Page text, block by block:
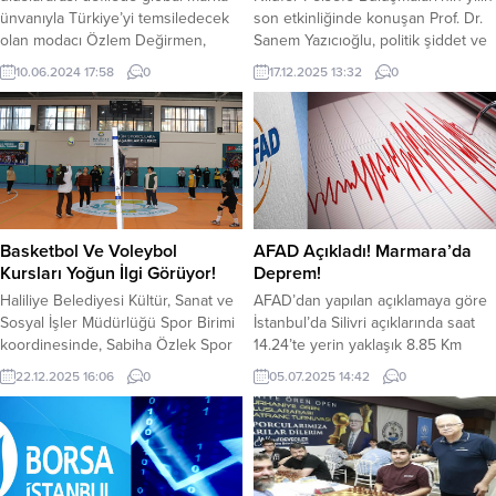
ünvanıyla Türkiye’yi temsiledecek
olan modacı Özlem Değirmen,
başarısını düzenlediği görkemli
lansmanda seçkinkonuklarıyla
paylaştı. Değirmen’in yeni
koleksiyonunu da görücüye
çıkardığı lansman kapsamındaki
defilenin sürpriz ismi ise
podyumların efsane mankeni Yaşar
Alptekin oldu.Global marka
ünvanıyla Türkiye’yi Dubai’deki
Fashion Week’te temsil edecek
olan modadünyasının genç ve...
10.06.2024 17:58 0
son etkinliğinde konuşan Prof. Dr.
Sanem Yazıcıoğlu, politik şiddet ve
araçsallık kavramlarını ele aldı.
Yazıcıoğlu, daha çoğulcu bir siyasal
düzenin korkuyla değil, karşılıklı
tanınma ve güvenle mümkün
olduğunu vurguladı. Nilüfer
Belediyesi’nin Pancar Deposu’nda
düzenlediği Nilüfer Felsefe
Buluşmaları’nın yılın son oturumu
gerçekleştirildi. Prof. Dr. Sanem
Yazıcıoğlu’nun sunduğu...
17.12.2025 13:32 0
Basketbol Ve Voleybol
Kursları Yoğun İlgi Görüyor!
Haliliye Belediyesi Kültür, Sanat ve
Sosyal İşler Müdürlüğü Spor Birimi
koordinesinde, Sabiha Özlek Spor
Salonu’nda basketbol ve voleybol
kursları düzenleniyor. Kış spor
okulları kapsamında
gerçekleştirilen kurslar, çocukların
spora yönlendirilmesini amaçlıyor.
Uzman eğitmenler tarafından
22.12.2025 16:06 0
AFAD Açıkladı! Marmara’da
Deprem!
AFAD’dan yapılan açıklamaya göre
İstanbul’da Silivri açıklarında saat
14.24’te yerin yaklaşık 8.85 Km
derinliğinde, 3.8 şiddetinde bir
deprem meydana geldi. Afet ve Acil
Durum Yönetimi Başkanlığının
(AFAD) sosyal medya hesabından
duyuruldu, merkez üssü Silivri
açıklarında 3.8 büyüklüğünde
05.07.2025 14:42 0